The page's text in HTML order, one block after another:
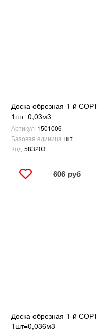
Доска обрезная 1-й
1шт=0,03м3
Артикул 1501006
Базовая единица шт
Код 583203
606 руб
Доска обрезная 1-й
1шт=0,036м3